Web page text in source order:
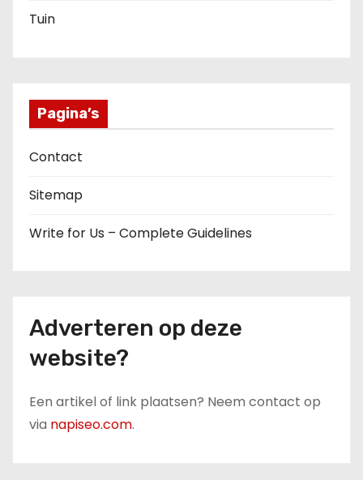
Tuin
Pagina’s
Contact
Sitemap
Write for Us – Complete Guidelines
Adverteren op deze
website?
Een artikel of link plaatsen? Neem contact op
via napiseo.com.